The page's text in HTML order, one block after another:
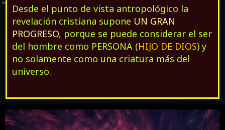
Desde el punto de vista antropológico la
revelación cristiana supone UN GRAN
PROGRESO, porque se puede considerar el ser
del hombre como PERSONA (HIJO DE DIOS) y
no solamente como una criatura más del
universo.